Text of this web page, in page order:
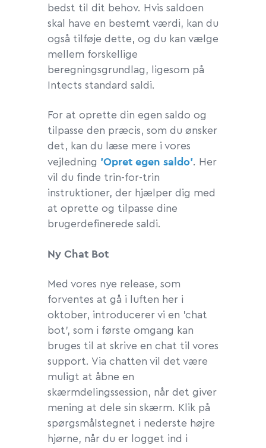
bedst til dit behov. Hvis saldoen
skal have en bestemt værdi, kan du
også tilføje dette, og du kan vælge
mellem forskellige
beregningsgrundlag, ligesom på
Intects standard saldi.
For at oprette din egen saldo og
tilpasse den præcis, som du ønsker
det, kan du læse mere i vores
vejledning 'Opret egen saldo'. Her
vil du finde trin-for-trin
instruktioner, der hjælper dig med
at oprette og tilpasse dine
brugerdefinerede saldi.
Ny Chat Bot
Med vores nye release, som
forventes at gå i luften her i
oktober, introducerer vi en ’chat
bot’, som i første omgang kan
bruges til at skrive en chat til vores
support. Via chatten vil det være
muligt at åbne en
skærmdelingssession, når det giver
mening at dele sin skærm. Klik på
spørgsmålstegnet i nederste højre
hjørne, når du er logget ind i